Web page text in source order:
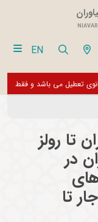
EN
تا رولز
در
تا